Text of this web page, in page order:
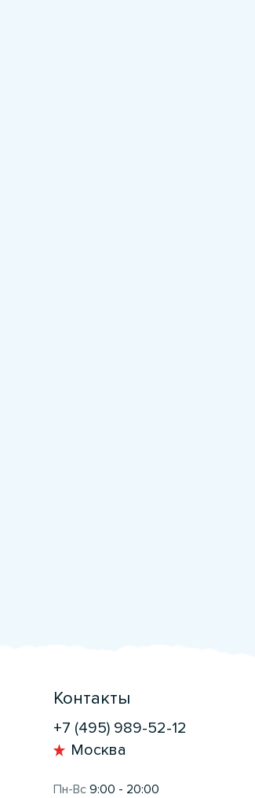
Контакты
+7 (495) 989-52-12
Москва
Пн-Вс 9:00 - 20:00